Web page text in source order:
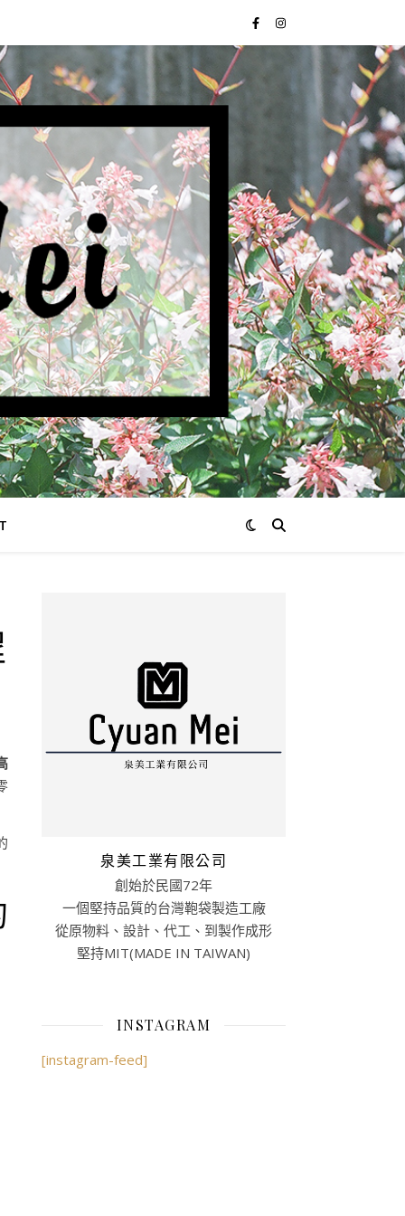
泉美工業有限公司
創始於民國72年
一個堅持品質的台灣鞄袋製造工廠
從原物料、設計、代工、到製作成形
堅持MIT(MADE IN TAIWAN)
INSTAGRAM
[instagram-feed]